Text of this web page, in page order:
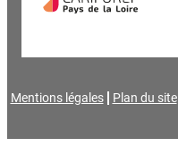
Mentions légales Plan du site